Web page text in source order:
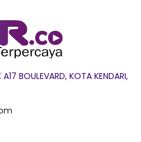
BOULEVARD, KOTA KENDARI,